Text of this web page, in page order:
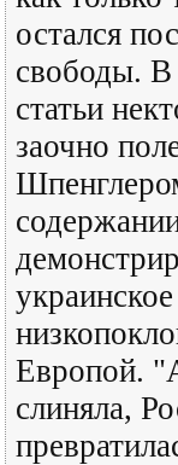
остался
свободы. В
статьи
заочно
украинское
Европой.
слиняла,